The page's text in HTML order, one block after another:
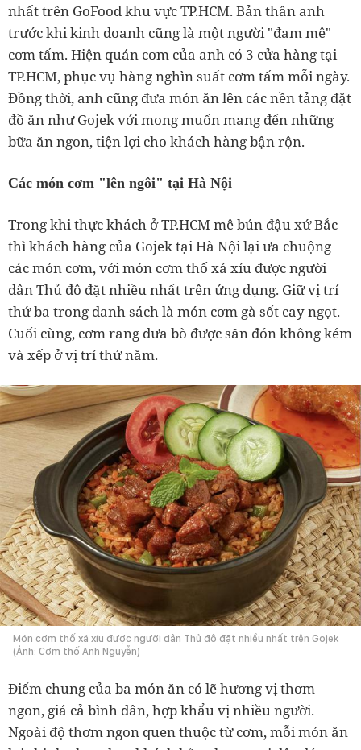
nhất trên GoFood khu vực TP.HCM. Bản thân anh
trước khi kinh doanh cũng là một người "đam mê"
cơm tấm. Hiện quán cơm của anh có 3 cửa hàng tại
TP.HCM, phục vụ hàng nghìn suất cơm tấm mỗi ngày.
Đồng thời, anh cũng đưa món ăn lên các nền tảng đặt
đồ ăn như Gojek với mong muốn mang đến những
bữa ăn ngon, tiện lợi cho khách hàng bận rộn.
Các món cơm "lên ngôi" tại Hà Nội
Trong khi thực khách ở TP.HCM mê bún đậu xứ Bắc
thì khách hàng của Gojek tại Hà Nội lại ưa chuộng
các món cơm, với món cơm thố xá xíu được người
dân Thủ đô đặt nhiều nhất trên ứng dụng. Giữ vị trí
thứ ba trong danh sách là món cơm gà sốt cay ngọt.
Cuối cùng, cơm rang dưa bò được săn đón không kém
và xếp ở vị trí thứ năm.
Món cơm thố xá xíu được người dân Thủ đô đặt nhiều nhất trên Gojek
(Ảnh: Cơm thố Anh Nguyễn)
Điểm chung của ba món ăn có lẽ hương vị thơm
ngon, giá cả bình dân, hợp khẩu vị nhiều người.
Ngoài độ thơm ngon quen thuộc từ cơm, mỗi món ăn